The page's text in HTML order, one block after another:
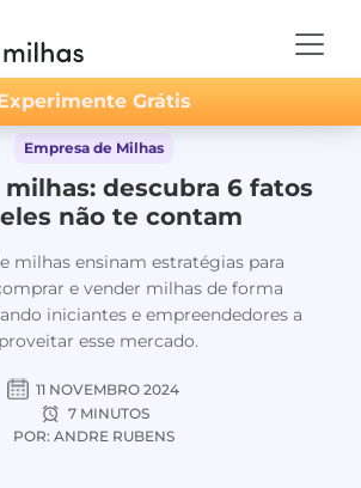
Empresa de Milhas
milhas: descubra 6 fatos
não te contam
milhas ensinam estratégias para
e vender milhas de forma
iniciantes e empreendedores a
esse mercado.
11 NOVEMBRO 2024
7 MINUTOS
POR: ANDRE RUBENS
Grátis